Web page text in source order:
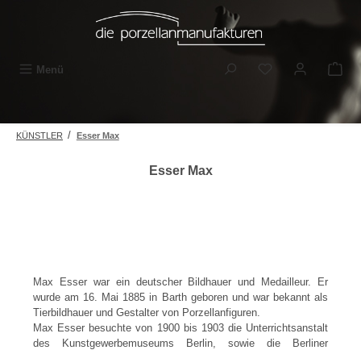
Zum Hauptinhalt springen
Menü Du hast 0
KÜNSTLER / Esser Max
Esser Max
Max Esser war ein deutscher Bildhauer und Medailleur. Er
wurde am 16. Mai 1885 in Barth geboren und war bekannt als
Tierbildhauer und Gestalter von Porzellanfiguren.
Max Esser besuchte von 1900 bis 1903 die Unterrichtsanstalt
des Kunstgewerbemuseums Berlin, sowie die Berliner